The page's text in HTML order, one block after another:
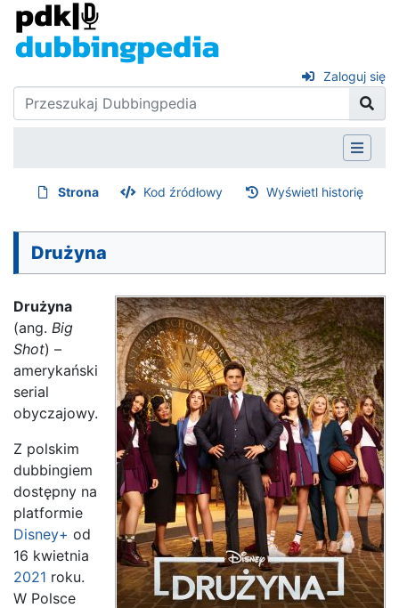
Zaloguj się
Strona Kod źródłowy Wyświetl historię
Drużyna
Drużyna
(ang. Big
Shot) –
amerykański
serial
obyczajowy.
Z polskim
dubbingiem
dostępny na
platformie
Disney+ od
16 kwietnia
2021 roku.
W Polsce